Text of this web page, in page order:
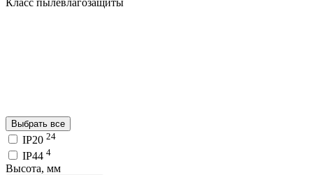
Класс пылевлагозащиты
Выбрать все
IP20 24
IP44 4
Высота, мм